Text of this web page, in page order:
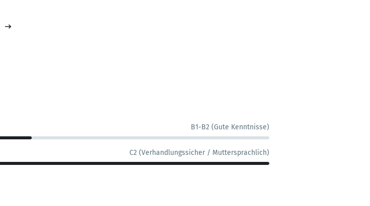
B1-B2 (Gute Kenntnisse)
C2 (Verhandlungssicher / Muttersprachlich)